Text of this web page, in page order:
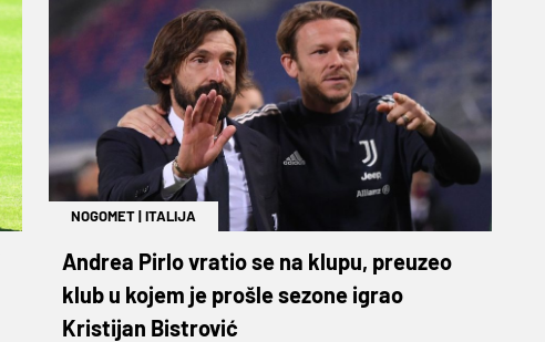
NOGOMET|ITALIJA
Andrea Pirlo vratio se na klupu, preuzeo
klub u kojem je prošle sezone igrao
Kristijan Bistrović